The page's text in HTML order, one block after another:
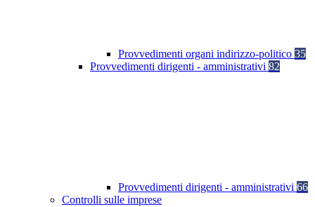
Provvedimenti organi indirizzo-politico 35
Provvedimenti dirigenti - amministrativi 82
Provvedimenti dirigenti - amministrativi 66
Controlli sulle imprese